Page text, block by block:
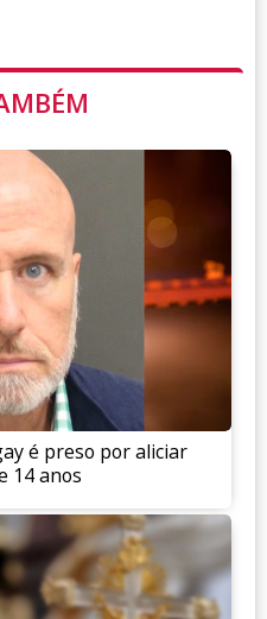
é preso por aliciar
14 anos